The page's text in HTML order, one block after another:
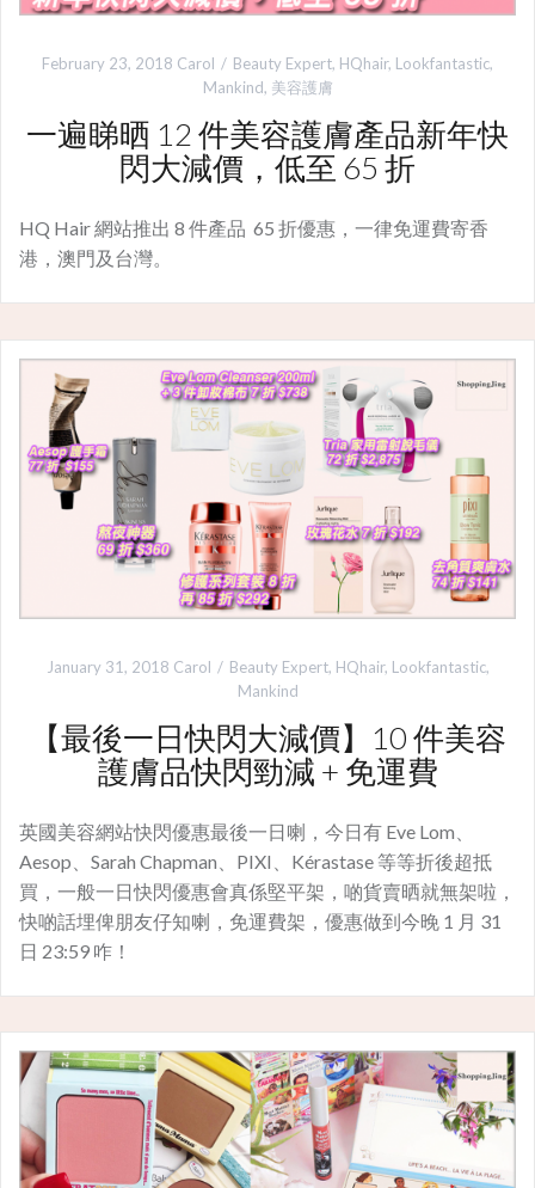
February 23, 2018 Carol Beauty Expert, HQhair, Lookfantastic,
Mankind, 美容護膚
一遍睇晒 12 件美容護膚產品新年快
閃大減價，低至 65 折
HQ Hair 網站推出 8 件產品 65 折優惠，一律免運費寄香
港，澳門及台灣。
January 31, 2018 Carol Beauty Expert, HQhair, Lookfantastic,
Mankind
【最後一日快閃大減價】10 件美容
護膚品快閃勁減 + 免運費
英國美容網站快閃優惠最後一日喇，今日有 Eve Lom、
Aesop、Sarah Chapman、PIXI、Kérastase 等等折後超抵
買，一般一日快閃優惠會真係堅平架，啲貨賣晒就無架啦，
快啲話埋俾朋友仔知喇，免運費架，優惠做到今晚 1 月 31
日 23:59 咋！